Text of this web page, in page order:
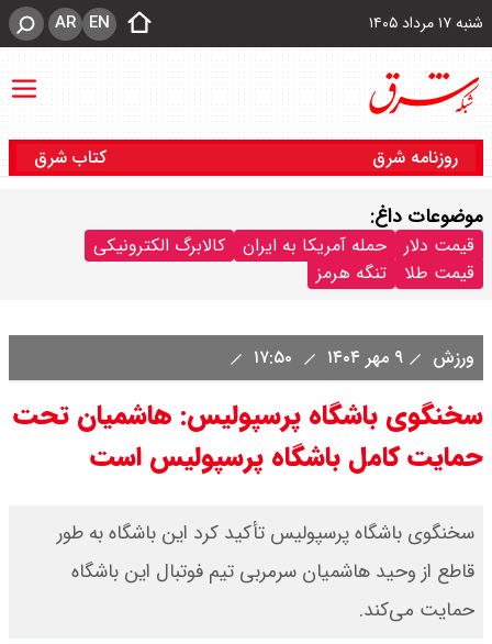
شنبه ۱۷ مرداد ۱۴۰۵ EN
AR
روزنامه شرق کتاب شرق
موضوعات داغ:
قیمت دلار حمله آمریکا به ایران
کالابرگ الکترونیکی
قیمت طلا
تنگه هرمز
ورزش ۹ مهر ۱۴۰۴
سخنگوی باشگاه پرسپولیس: هاشمیان تحت
حمایت کامل باشگاه پرسپولیس است
​سخنگوی باشگاه پرسپولیس تأکید کرد این باشگاه به طور
قاطع از وحید هاشمیان سرمربی تیم فوتبال این باشگاه
حمایت می‌کند.